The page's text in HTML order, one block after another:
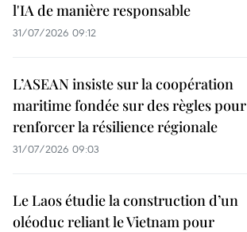
l'IA de manière responsable
31/07/2026 09:12
L’ASEAN insiste sur la coopération
maritime fondée sur des règles pour
renforcer la résilience régionale
31/07/2026 09:03
Le Laos étudie la construction d’un
oléoduc reliant le Vietnam pour